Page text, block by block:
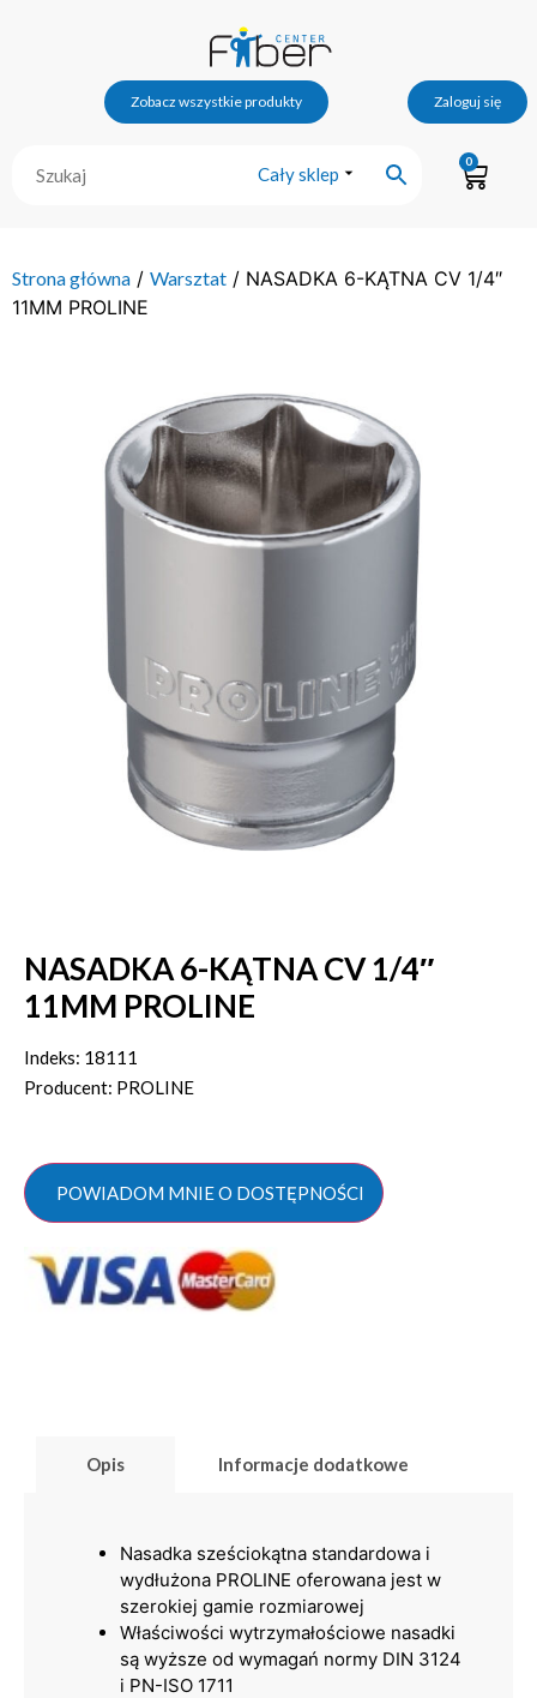
Zobacz wszystkie produkty Zaloguj się
Cały sklep
0
Strona główna / Warsztat / NASADKA 6-KĄTNA CV 1/4″
11MM PROLINE
NASADKA 6-KĄTNA CV 1/4″
11MM PROLINE
Indeks: 18111
Producent: PROLINE
POWIADOM MNIE O DOSTĘPNOŚCI
Opis Informacje dodatkowe
Nasadka sześciokątna standardowa i
wydłużona PROLINE oferowana jest w
szerokiej gamie rozmiarowej
Właściwości wytrzymałościowe nasadki
są wyższe od wymagań normy DIN 3124
i PN-ISO 1711